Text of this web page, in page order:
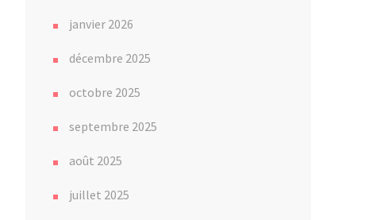
janvier 2026
décembre 2025
octobre 2025
septembre 2025
août 2025
juillet 2025